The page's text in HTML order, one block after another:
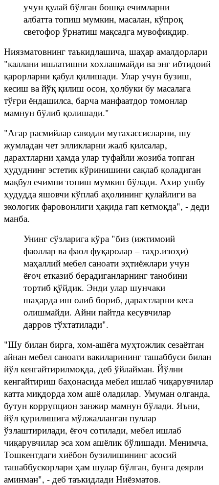
учун қулай бўлган бошқа ечимларни
албатта топиш мумкин, масалан, кўпроқ
светофор ўрнатиш мақсадга мувофиқдир.
Ниязматовнинг таъкидлашича, шаҳар амалдорлари
"каллани ишлатишни хохлашмайди ва энг ибтидоий
қарорларни қабул қилишади. Улар учун бузиш,
кесиш ва йўқ қилиш осон, ҳолбуки бу масалага
тўғри ёндашилса, барча манфаатдор томонлар
мамнун бўлиб қолишади."
"Агар расмийлар саводли мутахассисларни, шу
жумладан чет элликларни жалб қилсалар,
дарахтларни ҳамда улар туфайли жозиба топган
ҳудуднинг эстетик кўринишини сақлаб қоладиган
мақбул ечимни топиш мумкин бўлади. Ахир ушбу
ҳудудда яшовчи кўплаб аҳолининг қулайлиги ва
экологик фаровонлиги ҳақида гап кетмоқда", - деди
манба.
Унинг сўзларига кўра "биз (ижтимоий
фаоллар ва фаол фуқаролар – таҳр.изоҳи)
маҳаллий мебел саноати эҳтиёжлари учун
ёғоч етказиб берадиганларнинг танобини
тортиб қўйдик. Энди улар шунчаки
шаҳарда иш олиб бориб, дарахтларни кеса
олишмайди. Айни пайтда кесувчилар
дарров тўхтатилади".
"Шу билан бирга, хом-ашёга муҳтожлик сезаётган
айнан мебел саноати вакиларининг ташаббуси билан
йўл кенгайтирилмоқда, деб ўйлайман. Йўлни
кенгайтириш баҳонасида мебел ишлаб чиқарувчилар
катта миқдорда хом ашё оладилар. Умуман олганда,
бутун коррупцион занжир мамнун бўлади. Яъни,
йўл қурилишига мўлжалланган пуллар
ўзлаштирилади, ёғоч сотилади, мебел ишлаб
чиқарувчилар эса хом ашёлик бўлишади. Менимча,
Тошкентдаги хиёбон бузилишининг асосий
ташаббускорлари ҳам шулар бўлган, бунга деярли
аминман", - деб таъкидлади Ниёзматов.